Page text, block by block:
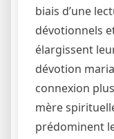
biais d’une
dévotionnels
élargissent
dévotion
connexion
mère
prédominent